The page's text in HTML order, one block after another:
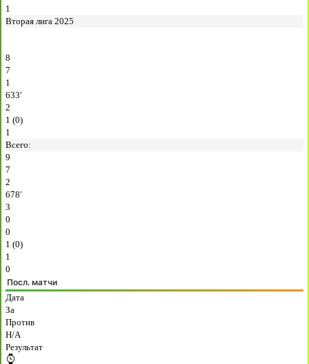
1
Вторая лига 2025
8
7
1
633′
2
1 (0)
1
Всего:
9
7
2
678′
3
0
0
1 (0)
1
0
Посл. матчи
Дата
За
Против
H/A
Результат